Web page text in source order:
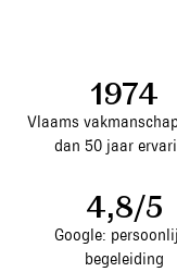
1974
Vlaams
dan 50 jaar
4,8/5
Google:
begeleiding